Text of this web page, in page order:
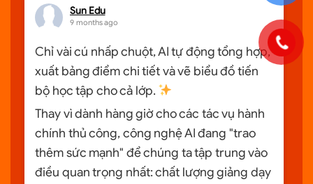
Sun Edu
9 months ago
Chỉ vài cú nhấp chuột, AI tự động tổng hợp,
xuất bảng điểm chi tiết và vẽ biểu đồ tiến
bộ học tập cho cả lớp.
Thay vì dành hàng giờ cho các tác vụ hành
chính thủ công, công nghệ AI đang "trao
thêm sức mạnh" để chúng ta tập trung vào
điều quan trọng nhất: chất lượng giảng dạy